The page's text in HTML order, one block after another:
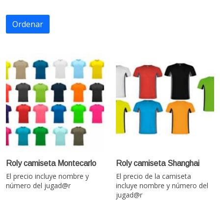
Ordenar
Roly camiseta Montecarlo
El precio incluye nombre y
número del jugad@r
Roly camiseta Shanghai
El precio de la camiseta
incluye nombre y número del
jugad@r